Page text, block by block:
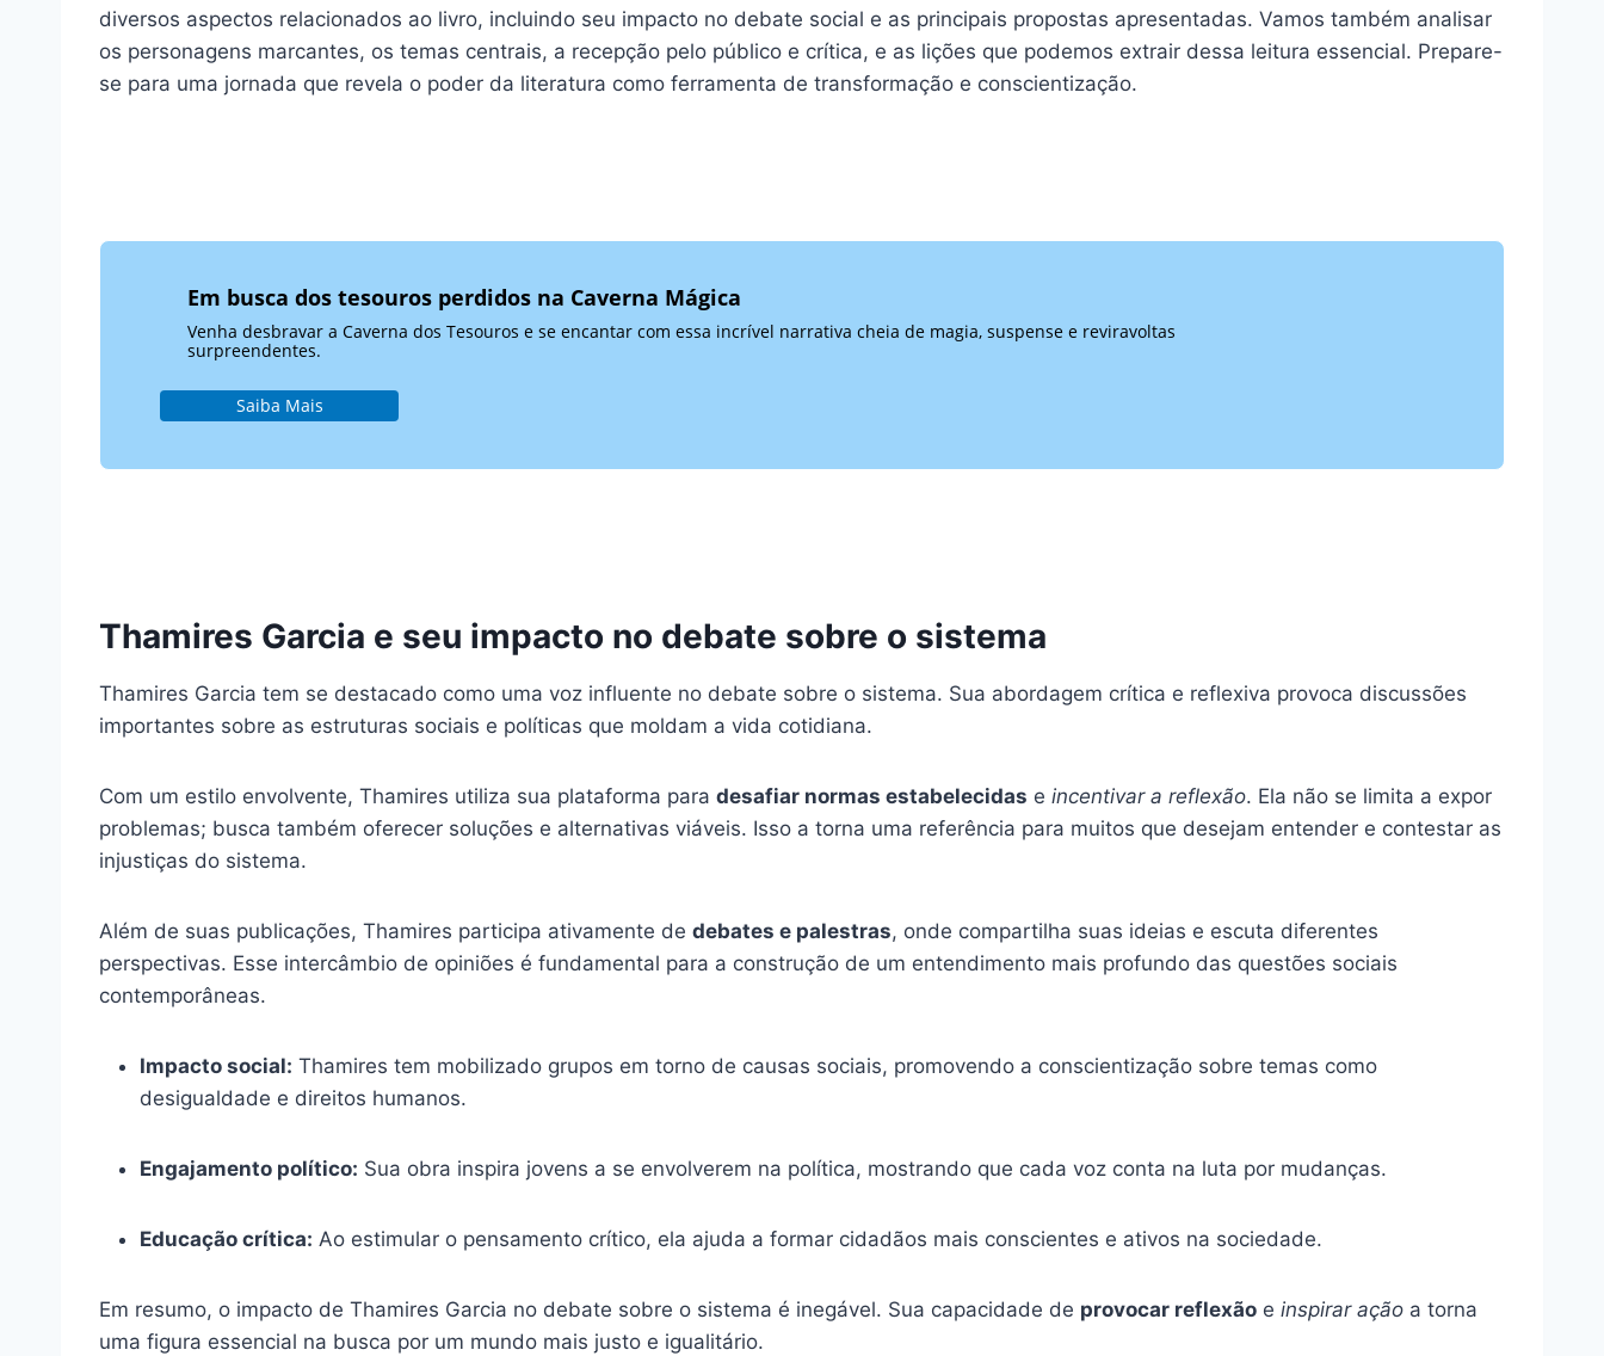
diversos aspectos relacionados ao livro, incluindo seu impacto no debate social e as principais propostas apresentadas. Vamos também analisar
os personagens marcantes, os temas centrais, a recepção pelo público e crítica, e as lições que podemos extrair dessa leitura essencial. Prepare-
se para uma jornada que revela o poder da literatura como ferramenta de transformação e conscientização.
Em busca dos tesouros perdidos na Caverna Mágica
Venha desbravar a Caverna dos Tesouros e se encantar com essa incrível narrativa cheia de magia, suspense e reviravoltas
surpreendentes.
Saiba Mais
Thamires Garcia e seu impacto no debate sobre o sistema
Thamires Garcia tem se destacado como uma voz influente no debate sobre o sistema. Sua abordagem crítica e reflexiva provoca discussões
importantes sobre as estruturas sociais e políticas que moldam a vida cotidiana.
Com um estilo envolvente, Thamires utiliza sua plataforma para desafiar normas estabelecidas e incentivar a reflexão. Ela não se limita a expor
problemas; busca também oferecer soluções e alternativas viáveis. Isso a torna uma referência para muitos que desejam entender e contestar as
injustiças do sistema.
Além de suas publicações, Thamires participa ativamente de debates e palestras, onde compartilha suas ideias e escuta diferentes
perspectivas. Esse intercâmbio de opiniões é fundamental para a construção de um entendimento mais profundo das questões sociais
contemporâneas.
Impacto social: Thamires tem mobilizado grupos em torno de causas sociais, promovendo a conscientização sobre temas como
desigualdade e direitos humanos.
Engajamento político: Sua obra inspira jovens a se envolverem na política, mostrando que cada voz conta na luta por mudanças.
Educação crítica: Ao estimular o pensamento crítico, ela ajuda a formar cidadãos mais conscientes e ativos na sociedade.
Em resumo, o impacto de Thamires Garcia no debate sobre o sistema é inegável. Sua capacidade de provocar reflexão e inspirar ação a torna
uma figura essencial na busca por um mundo mais justo e igualitário.